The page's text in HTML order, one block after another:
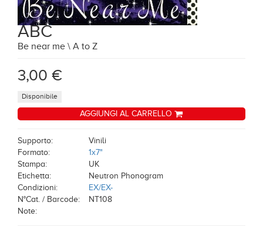
ABC
Be near me \ A to Z
3,00 €
Disponibile
AGGIUNGI AL CARRELLO
Supporto:
Vinili
Formato:
1x7"
Stampa:
UK
Etichetta:
Neutron Phonogram
Condizioni:
EX/EX-
N°Cat. / Barcode:
NT108
Note: